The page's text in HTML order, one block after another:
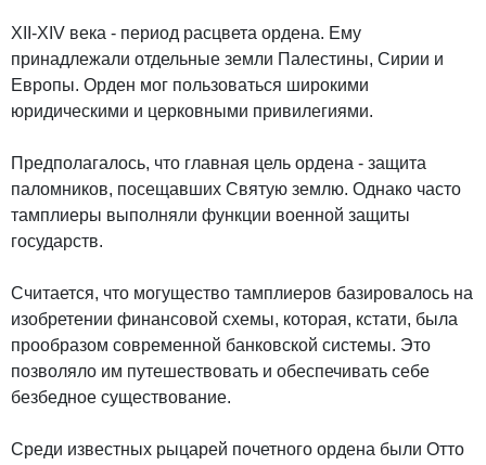
XII-XIV века - период расцвета ордена. Ему
принадлежали отдельные земли Палестины, Сирии и
Европы. Орден мог пользоваться широкими
юридическими и церковными привилегиями.
Предполагалось, что главная цель ордена - защита
паломников, посещавших Святую землю. Однако часто
тамплиеры выполняли функции военной защиты
государств.
Считается, что могущество тамплиеров базировалось на
изобретении финансовой схемы, которая, кстати, была
прообразом современной банковской системы. Это
позволяло им путешествовать и обеспечивать себе
безбедное существование.
Среди известных рыцарей почетного ордена были Отто